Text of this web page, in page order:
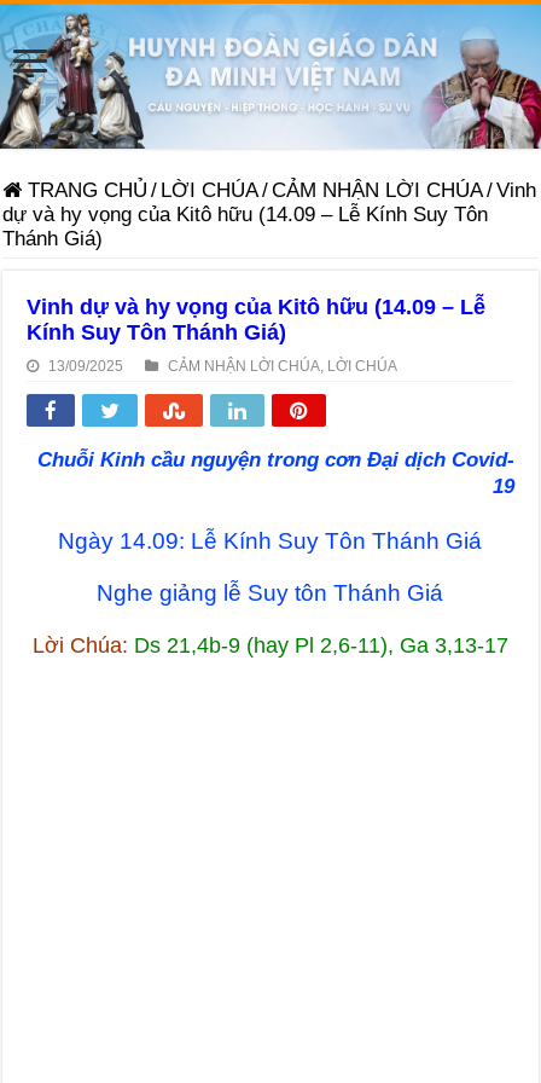
TRANG CHỦ / LỜI CHÚA/CẢM NHẬN LỜI CHÚA/Vinh
dự và hy vọng của Kitô hữu (14.09 – Lễ Kính Suy Tôn
Thánh Giá)
Vinh dự và hy vọng của Kitô hữu (14.09 – Lễ
Kính Suy Tôn Thánh Giá)
13/09/2025 CẢM NHẬN LỜI CHÚA LỜI CHÚA
Chuỗi Kinh cầu nguyện trong cơn Đại dịch Covid-
19
Ngày 14.09: Lễ Kính Suy Tôn Thánh Giá
Nghe giảng lễ Suy tôn Thánh Giá
Lời Chúa: Ds 21,4b-9 (hay Pl 2,6-11), Ga 3,13-17